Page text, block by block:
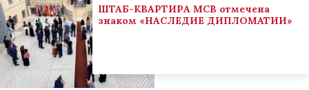
ШТАБ-КВАРТИРА МСВ отмечена
знаком «НАСЛЕДИЕ ДИПЛОМАТИИ»